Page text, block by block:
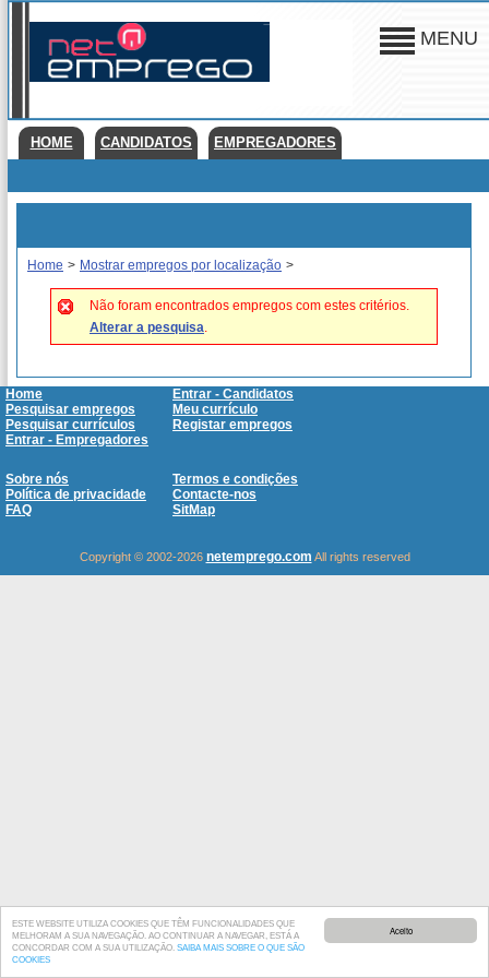
Aceito
ESTE WEBSITE UTILIZA COOKIES QUE TÊM FUNCIONALIDADES QUE
MELHORAM A SUA NAVEGAÇÃO. AO CONTINUAR A NAVEGAR, ESTÁ A
CONCORDAR COM A SUA UTILIZAÇÃO. SAIBA MAIS SOBRE O QUE SÃO
COOKIES
MENU
HOME CANDIDATOS EMPREGADORES
Home > Mostrar empregos por localização >
Não foram encontrados empregos com estes critérios.
Alterar a pesquisa.
Home
Entrar - Candidatos
Pesquisar empregos
Meu currículo
Pesquisar currículos
Registar empregos
Entrar - Empregadores
Sobre nós
Termos e condições
Política de privacidade
Contacte-nos
FAQ
SitMap
Copyright © 2002-2026 netemprego.com All rights reserved